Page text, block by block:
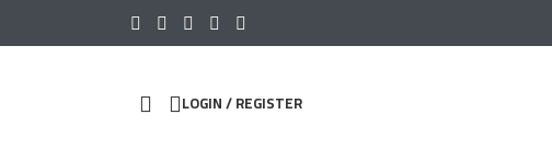
LOGIN / REGISTER